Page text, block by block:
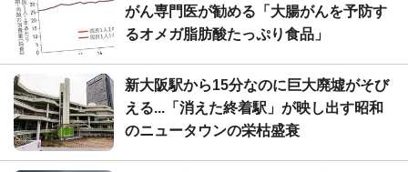
がん専門医が勧める「大腸がんを予防す
るオメガ脂肪酸たっぷり食品」
新大阪駅から15分なのに巨大廃墟がそび
える...「消えた終着駅」が映し出す昭和
のニュータウンの栄枯盛衰